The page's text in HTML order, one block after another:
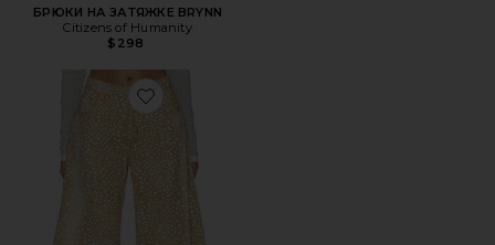
БРЮКИ НА ЗАТЯЖКЕ BRYNN
Citizens of Humanity
$298
Favorite ДЖИНСЫ HORSESHOE